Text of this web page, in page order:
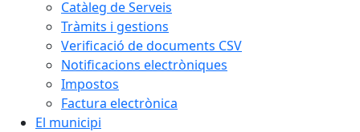
Catàleg de Serveis
Tràmits i gestions
Verificació de documents CSV
Notificacions electròniques
Impostos
Factura electrònica
El municipi